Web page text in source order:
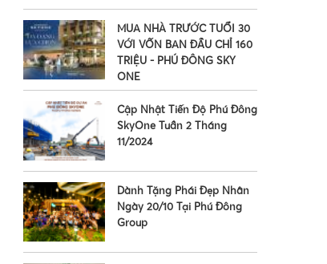
MUA NHÀ TRƯỚC TUỔI 30
VỚI VỐN BAN ĐẦU CHỈ 160
TRIỆU - PHÚ ĐÔNG SKY
ONE
Cập Nhật Tiến Độ Phú Đông
SkyOne Tuần 2 Tháng
11/2024
Dành Tặng Phái Đẹp Nhân
Ngày 20/10 Tại Phú Đông
Group